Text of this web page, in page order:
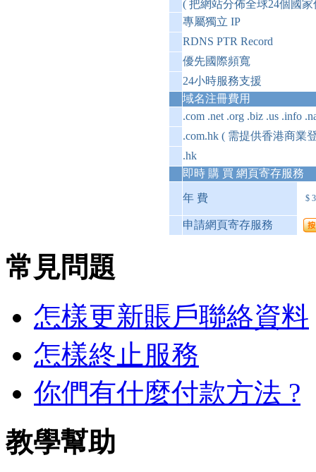
( 把網站分佈全球24個國
專屬獨立 IP
RDNS PTR Record
優先國際頻寬
24小時服務支援
域名注冊費用
.com .net .org .biz .us .info
.com.hk ( 需提供香港商業
.hk
即時 購 買 網頁寄存服務
年 費 $
申請網頁寄存服務
常見問題
怎樣更新賬戶聯絡資料
怎樣終止服務
你們有什麼付款方法 ?
教學幫助